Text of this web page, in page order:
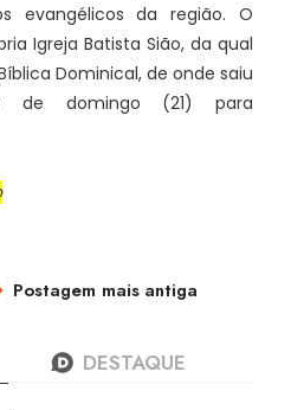
evangélicos da região. O
Igreja Batista Sião, da qual
Dominical, de onde saiu
domingo (21) para
Postagem mais antiga